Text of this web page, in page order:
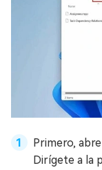
Primero,
Dirígete a la